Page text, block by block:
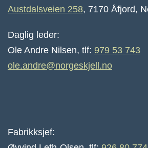
Austdalsveien 258, 7170 Åfjord,
Daglig leder:
Ole Andre Nilsen, tlf: 979 53 743
ole.andre@norgeskjell.no
Fabrikksjef: